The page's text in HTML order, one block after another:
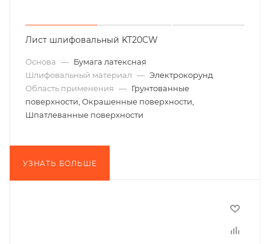
Лист шлифовальный KT20CW
Основа — Бумага латексная
Шлифовальный материал — Электрокорунд
Область применения — Грунтованные
поверхности, Окрашенные поверхности,
Шпатлеванные поверхности
УЗНАТЬ БОЛЬШЕ